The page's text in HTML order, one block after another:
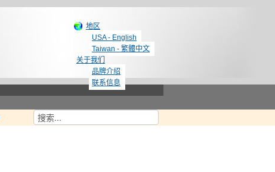
地区
USA - English
Taiwan - 繁體中文
关于我们
品牌介绍
联系信息